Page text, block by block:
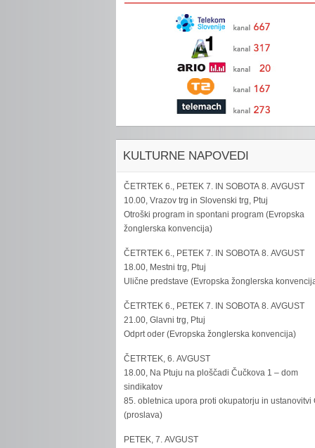
KULTURNE NAPOVEDI
ČETRTEK 6., PETEK 7. IN SOBOTA 8. AVGUST
10.00, Vrazov trg in Slovenski trg, Ptuj
Otroški program in spontani program (Evropska
žonglerska konvencija)
ČETRTEK 6., PETEK 7. IN SOBOTA 8. AVGUST
18.00, Mestni trg, Ptuj
Ulične predstave (Evropska žonglerska
ČETRTEK 6., PETEK 7. IN SOBOTA 8. AVGUST
21.00, Glavni trg, Ptuj
Odprt oder (Evropska žonglerska konvencija)
ČETRTEK, 6. AVGUST
18.00, Na Ptuju na ploščadi Čučkova 1 – dom
sindikatov
85. obletnica upora proti okupatorju in ustanovitvi
(proslava)
PETEK, 7. AVGUST